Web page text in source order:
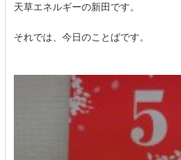
天草エネルギーの新田です。
それでは、今日のことばです。